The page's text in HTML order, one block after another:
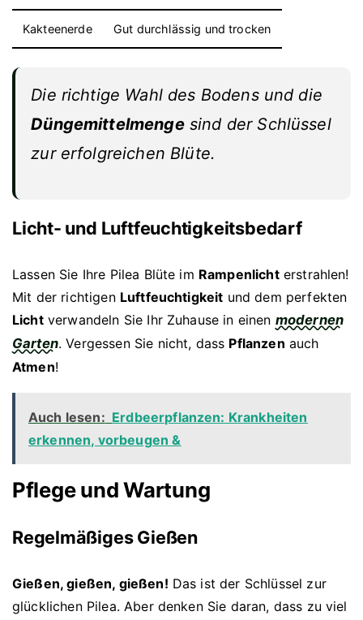
Kakteenerde Gut durchlässig und trocken
Die richtige Wahl des Bodens und die
Düngemittelmengesind der Schlüssel
zur erfolgreichen Blüte.
Licht- und Luftfeuchtigkeitsbedarf
Lassen Sie Ihre Pilea Blüte im Rampenlichterstrahlen!
Mit der richtigen Luftfeuchtigkeit und dem perfekten
Lichtverwandeln Sie Ihr Zuhause in einen modernen
Garten. Vergessen Sie nicht, dass Pflanzen auch
Atmen!
Auch lesen: Erdbeerpflanzen: Krankheiten
erkennen, vorbeugen &
Pflege und Wartung
Regelmäßiges Gießen
Gießen, gießen, gießen! Das ist der Schlüssel zur
glücklichen Pilea. Aber denken Sie daran, dass zu viel